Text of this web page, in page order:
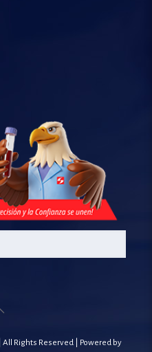
| All Rights Reserved | Powered by